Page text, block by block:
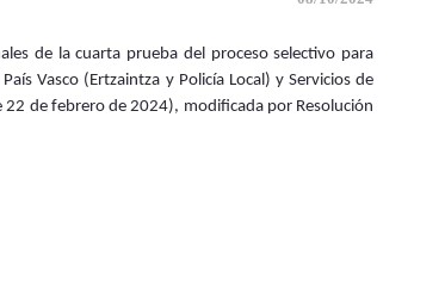
de la cuarta prueba del proceso selectivo para
Vasco (Ertzaintza y Policía Local) y Servicios de
22 de febrero de 2024), modificada por Resolución